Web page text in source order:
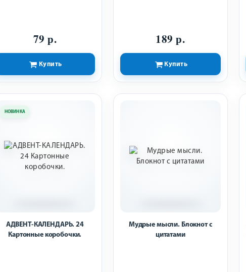
79 р.
Купить
189 р.
Купить
НОВИНКА
АДВЕНТ-КАЛЕНДАРЬ. 24
Картонные коробочки.
Мудрые мысли. Блокнот с
цитатами